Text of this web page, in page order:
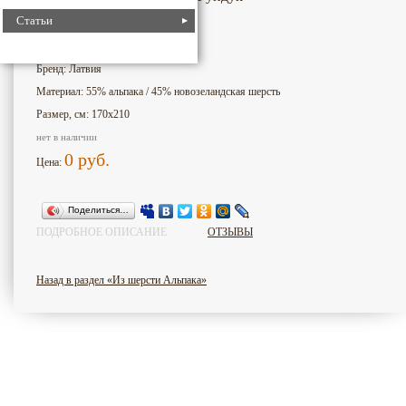
Статьи
Бренд: Латвия
Материал: 55% альпака / 45% новозеландская шерсть
Размер, см: 170х210
нет в наличии
Цена: 0 руб.
Поделиться…
ПОДРОБНОЕ ОПИСАНИЕ ОТЗЫВЫ
Назад в раздел «Из шерсти Альпака»